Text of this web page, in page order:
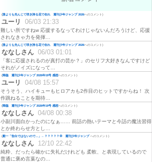
(誰よりも先んじて咲き誇る花で在れ 週刊少年ジャンプ 2026へのコメント)
ユーリ 06/03 21:33
難しい所ですねw 応援するなってわけじゃないんだろうけど、応援
されなきゃ力を発揮…
(誰よりも先んじて咲き誇る花で在れ 週刊少年ジャンプ 2026へのコメント)
ななしさん 06/03 01:01
「客に応援されるのが真打の芸か？」のセリフ大好きなんですけど
それがノイズになって…
(降臨 週刊少年ジャンプ 2026年19号 感想へのコメント)
ユーリ 04/08 15:57
そうそう、ハイキューもヒロアカも2作目のヒットですからね！ 次
作跳ねることを期待…
(降臨 週刊少年ジャンプ 2026年19号 感想へのコメント)
ななしさん 04/08 00:38
小副川面白かったのになぁ…… 前話の熱いテーマと今話の魔法習得
とか終わらせ方とし…
(殿一「告白ではないので…」←？？？？？💢 週刊少年ジャンプへのコメント)
ななしさん 12/10 22:42
純粋、だったら確かに失礼だけれども 柔軟、と表現しているので
普通に褒め言葉なの…